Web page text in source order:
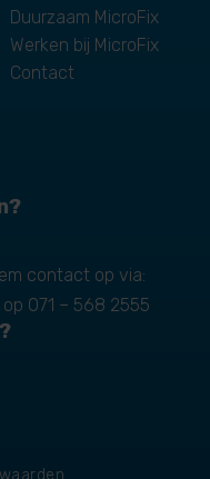
Duurzaam MicroFix
Werken bij MicroFix
Contact
contact op via:
071 – 568 2555